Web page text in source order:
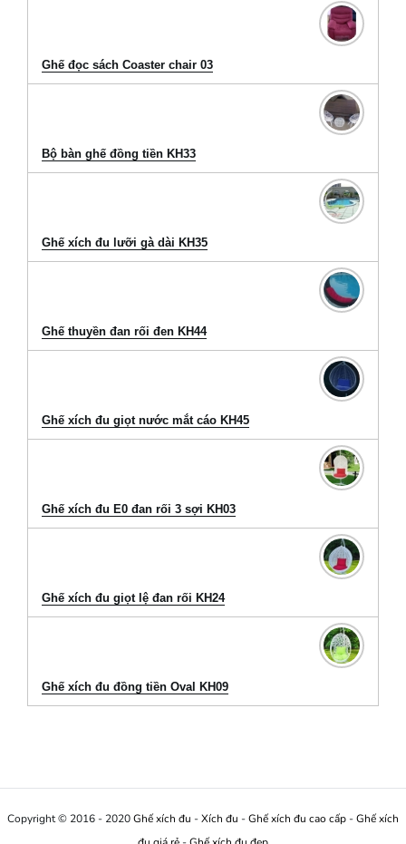
Ghế đọc sách Coaster chair 03
Bộ bàn ghế đồng tiền KH33
Ghế xích đu lưỡi gà dài KH35
Ghế thuyền đan rối đen KH44
Ghế xích đu giọt nước mắt cáo KH45
Ghế xích đu E0 đan rối 3 sợi KH03
Ghế xích đu giọt lệ đan rối KH24
Ghế xích đu đồng tiền Oval KH09
Copyright © 2016 - 2020Ghế xích đu -Xích đu -Ghế xích đu cao cấp -Ghế xích